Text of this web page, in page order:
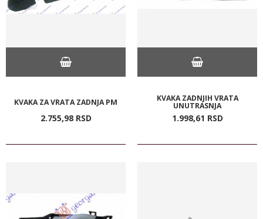
KVAKA ZA VRATA ZADNJA PM
2.755,98 RSD
KVAKA ZADNJIH VRATA
UNUTRASNJA
1.998,61 RSD